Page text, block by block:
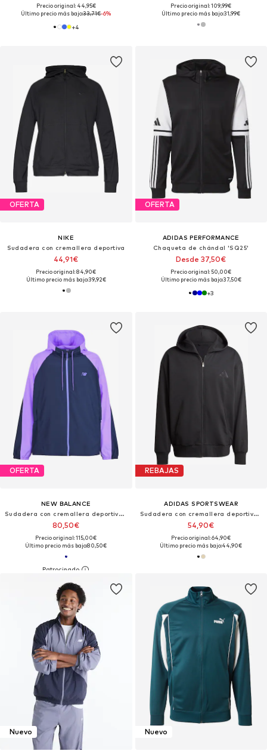
Precio original: 44,95€
Último precio más bajo:33,71€-6%
+4
Precio original: 109,99€
Último precio más bajo:31,99€
OFERTA
NIKE
Sudadera con cremallera deportiva
44,91€
Precio original: 84,90€
Último precio más bajo:39,92€
OFERTA
ADIDAS PERFORMANCE
Chaqueta de chándal 'SQ25'
Desde 37,50€
Precio original: 50,00€
Último precio más bajo:37,50€
+3
OFERTA
NEW BALANCE
Sudadera con cremallera deportiva 'Athletics'
80,50€
Precio original: 115,00€
Último precio más bajo:80,50€
REBAJAS
ADIDAS SPORTSWEAR
Sudadera con cremallera deportiva 'A SZN'
54,90€
Precio original: 64,90€
Último precio más bajo:44,90€
Nuevo Nuevo